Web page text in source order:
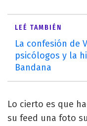
LEÉ TAMBIÉN
La confesión de
psicólogos y la
Bandana
Lo cierto es que
su feed una foto